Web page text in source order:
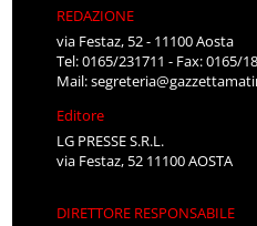
REDAZIONE
via Festaz, 52 - 11100 Aosta
Tel: 0165/231711 - Fax: 0165/
Mail:
Editore
LG PRESSE S.R.L.
via Festaz, 52 11100 AOSTA
DIRETTORE RESPONSABILE